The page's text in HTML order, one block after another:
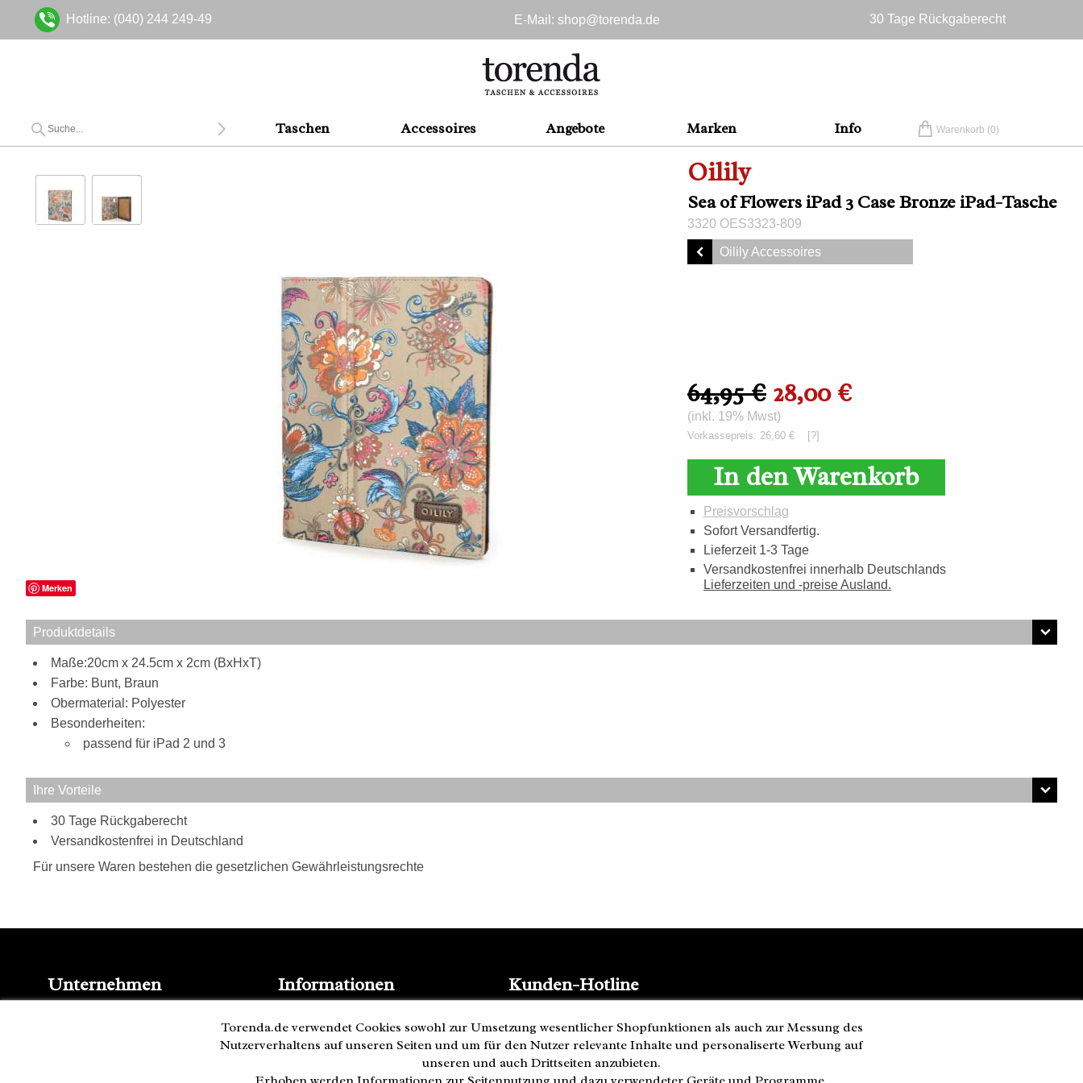
Hotline: (040) 244 249-49 E-Mail: shop@torenda.de
30 Tage Rückgaberecht
Taschen Accessoires Angebote Marken Info Warenkorb (0)
Oilily
Sea of Flowers iPad 3 Case Bronze iPad-Tasche
3320 OES3323-809
Oilily Accessoires
Merken
64,95 € 28,00 €
(inkl. 19% Mwst)
Vorkassepreis: 26,60 € [?]
In den Warenkorb
Preisvorschlag
Sofort Versandfertig.
Lieferzeit 1-3 Tage
Versandkostenfrei innerhalb Deutschlands
Lieferzeiten und -preise Ausland.
Produktdetails
Maße:20cm x 24.5cm x 2cm (BxHxT)
Farbe: Bunt, Braun
Obermaterial: Polyester
Besonderheiten:
passend für iPad 2 und 3
Ihre Vorteile
30 Tage Rückgaberecht
Versandkostenfrei in Deutschland
Für unsere Waren bestehen die gesetzlichen Gewährleistungsrechte
Unternehmen Informationen
Presse
Partner
Bestellung wiederrufen
Kunden-Hotline
Mo - Fr 08:00 - 18:00
Torenda.de verwendet Cookies sowohl zur Umsetzung wesentlicher Shopfunktionen als auch zur Messung des
Nutzerverhaltens auf unseren Seiten und um für den Nutzer relevante Inhalte und personaliserte Werbung auf
unseren und auch Drittseiten anzubieten.